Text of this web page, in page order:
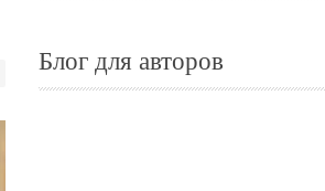
Блог для авторов